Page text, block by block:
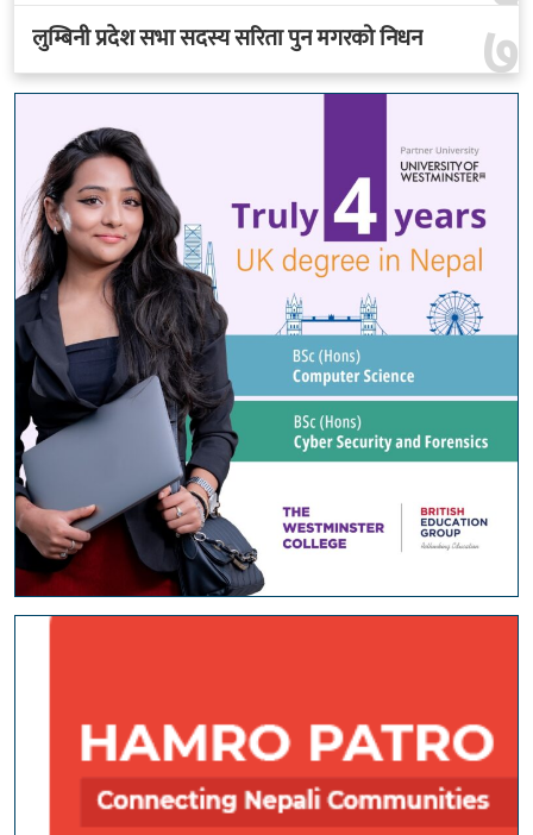
७
लुम्बिनी प्रदेश सभा सदस्य सरिता पुन मगरको निधन